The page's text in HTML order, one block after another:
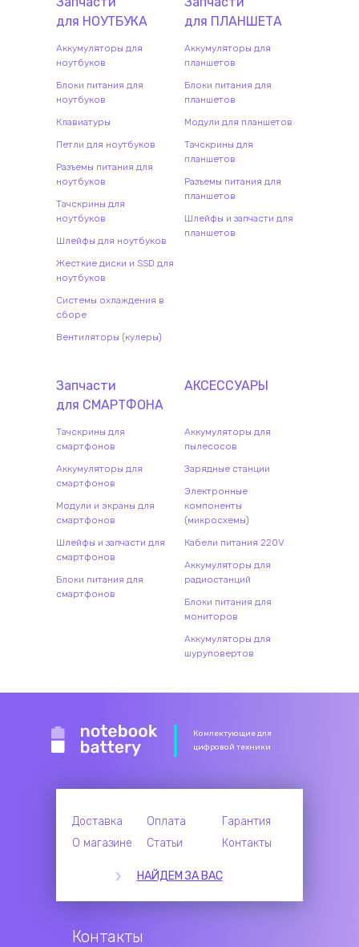
для НОУТБУКА
Аккумуляторы для
ноутбуков
Блоки питания для
ноутбуков
Клавиатуры
Петли для ноутбуков
Разъемы питания для
ноутбуков
Тачскрины для
ноутбуков
Шлейфы для ноутбуков
Жесткие диски и SSD для
ноутбуков
Системы охлаждения в
сборе
Вентиляторы (кулеры)
для ПЛАНШЕТА
Аккумуляторы для
планшетов
Блоки питания для
планшетов
Модули для планшетов
Тачскрины для
планшетов
Разъемы питания для
планшетов
Шлейфы и запчасти для
планшетов
Запчасти
для СМАРТФОНА
Тачскрины для
смартфонов
Аккумуляторы для
смартфонов
Модули и экраны для
смартфонов
Шлейфы и запчасти для
смартфонов
Блоки питания для
смартфонов
АКСЕССУАРЫ
Аккумуляторы для
пылесосов
Зарядные станции
Электронные
компоненты
(микросхемы)
Кабели питания 220V
Аккумуляторы для
радиостанций
Блоки питания для
мониторов
Аккумуляторы для
шуруповертов
Комлектующие для
цифровой техники
Доставка Оплата
Гарантия
О магазине
Статьи Контакты
НАЙДЕМ ЗА ВАС
Контакты